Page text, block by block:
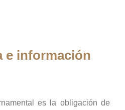
e información
es la obligación de